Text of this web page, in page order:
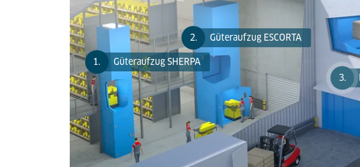
1. Güteraufzug SHERPA
2. Güteraufzug ESCORTA
3.